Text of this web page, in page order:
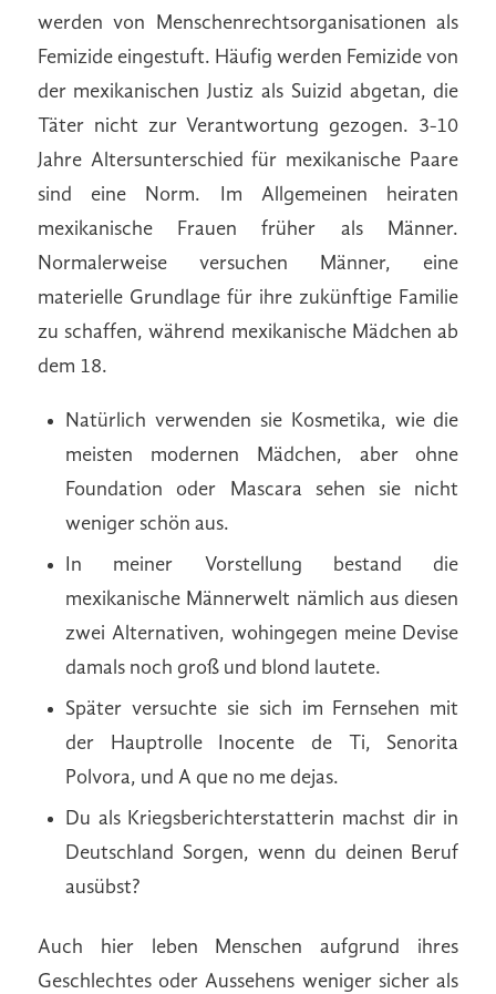
werden von Menschenrechtsorganisationen als
Femizide eingestuft. Häufig werden Femizide von
der mexikanischen Justiz als Suizid abgetan, die
Täter nicht zur Verantwortung gezogen. 3-10
Jahre Altersunterschied für mexikanische Paare
sind eine Norm. Im Allgemeinen heiraten
mexikanische Frauen früher als Männer.
Normalerweise versuchen Männer, eine
materielle Grundlage für ihre zukünftige Familie
zu schaffen, während mexikanische Mädchen ab
dem 18.
Natürlich verwenden sie Kosmetika, wie die
meisten modernen Mädchen, aber ohne
Foundation oder Mascara sehen sie nicht
weniger schön aus.
In meiner Vorstellung bestand die
mexikanische Männerwelt nämlich aus diesen
zwei Alternativen, wohingegen meine Devise
damals noch groß und blond lautete.
Später versuchte sie sich im Fernsehen mit
der Hauptrolle Inocente de Ti, Senorita
Polvora, und A que no me dejas.
Du als Kriegsberichterstatterin machst dir in
Deutschland Sorgen, wenn du deinen Beruf
ausübst?
Auch hier leben Menschen aufgrund ihres
Geschlechtes oder Aussehens weniger sicher als